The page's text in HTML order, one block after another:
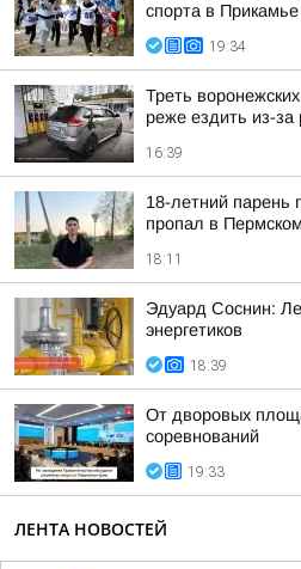
спорта в Прикамье
19:34
Треть
реже ездить из-за
16:39
18-летний парень
пропал в
18:11
Эдуард Соснин:
энергетиков
18:39
От дворовых
соревнований
19:33
ЛЕНТА НОВОСТЕЙ